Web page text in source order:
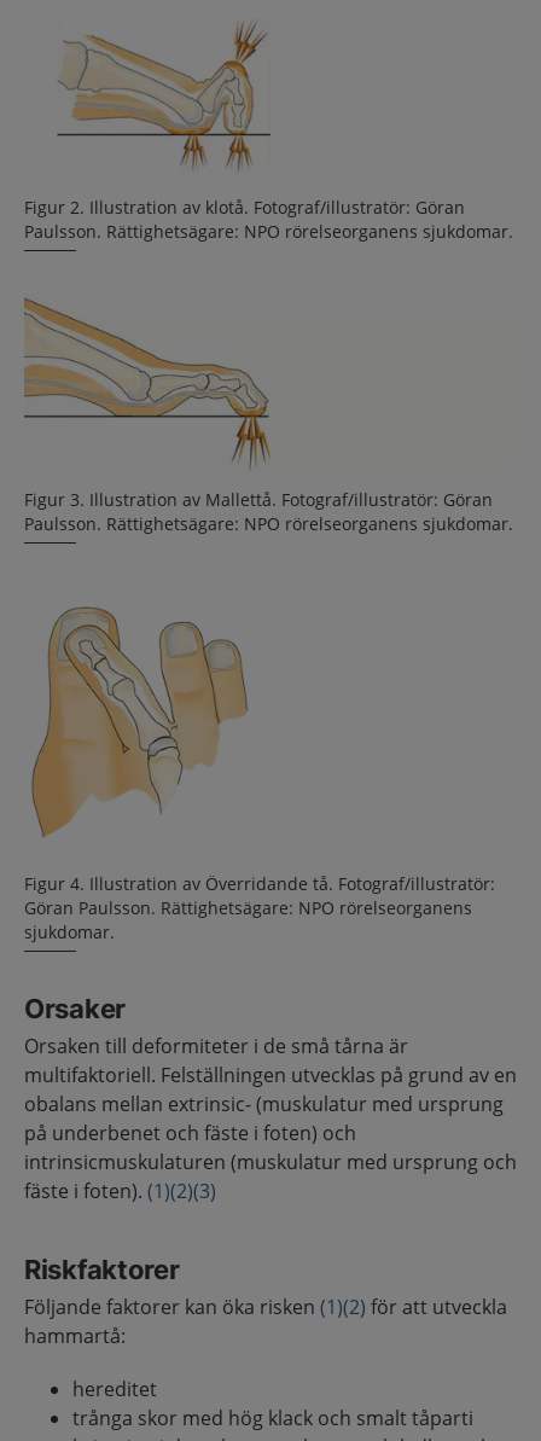
Figur 2. Illustration av klotå. Fotograf/illustratör: Göran
Paulsson. Rättighetsägare: NPO rörelseorganens sjukdomar.
Figur 3. Illustration av Mallettå. Fotograf/illustratör: Göran
Paulsson. Rättighetsägare: NPO rörelseorganens sjukdomar.
Figur 4. Illustration av Överridande tå. Fotograf/illustratör:
Göran Paulsson. Rättighetsägare: NPO rörelseorganens
sjukdomar.
Orsaker
Orsaken till deformiteter i de små tårna är
multifaktoriell. Felställningen utvecklas på grund av en
obalans mellan extrinsic- (muskulatur med ursprung
på underbenet och fäste i foten) och
intrinsicmuskulaturen (muskulatur med ursprung och
fäste i foten). (1)(2)(3)
Riskfaktorer
Följande faktorer kan öka risken (1)(2) för att utveckla
hammartå:
hereditet
trånga skor med hög klack och smalt tåparti